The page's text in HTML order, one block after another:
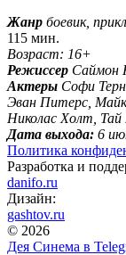
Жанр боевик,
115 мин.
Возраст: 16+
Режиссер Саймон
Актеры Софи
Эван Питерс,
Николас Холт,
Дата выхода: 6
Политика
Разработка и
danifo.ru
Дизайн:
gashtov.ru
© 2026
Дея Синема в